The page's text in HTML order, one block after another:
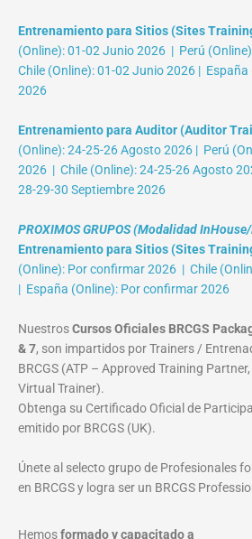
Entrenamiento para Sitios (Sites
(Online): 01-02 Junio 2026 | Perú
Chile (Online): 01-02 Junio 2026 |
2026
Entrenamiento para Auditor (Auditor
(Online): 24-25-26 Agosto 2026 | Perú
2026 | Chile (Online): 24-25-26 Agosto
28-29-30 Septiembre 2026
PROXIMOS GRUPOS (Modalidad
Entrenamiento para Sitios (Sites
(Online): Por confirmar 2026 | Chile
| España (Online): Por confirmar 2026
NuestrosCursos Oficiales BRCGS
& 7, son impartidos por Trainers /
BRCGS (ATP – Approved Training
Virtual Trainer).
Obtenga su Certificado Oficial de
emitido por BRCGS (UK).
Únete al selecto grupo de Profesionales
en BRCGS y logra ser un BRCGS
Hemosformado y capacitado a